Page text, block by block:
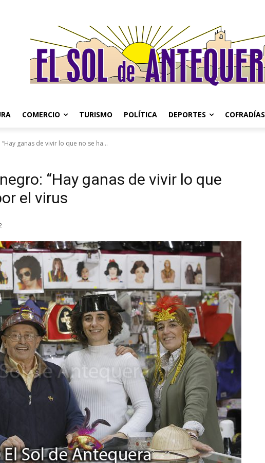
COMERCIO TURISMO POLÍTICA DEPORTES COFRADÍAS
ganas de vivir lo que no se ha...
“Hay ganas de vivir lo que
el virus